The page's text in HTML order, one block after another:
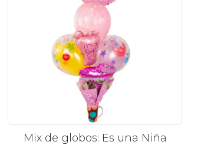
Mix de globos: Es una Niña